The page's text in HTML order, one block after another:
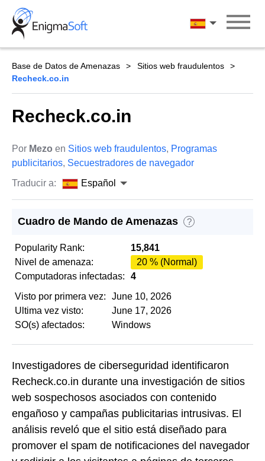
Skip
content
Español
Base de Datos de Amenazas
Sitios web fraudulentos
Recheck.co.in
Recheck.co.in
Por Mezo en Sitios web fraudulentos, Programas
publicitarios, Secuestradores de navegador
Traducir a:
Español
Cuadro de Mando de Amenazas ?
Popularity Rank:
15,841
Nivel de amenaza:
20 % (Normal)
Computadoras infectadas:
4
Visto por primera vez:
June 10, 2026
Ultima vez visto:
June 17, 2026
SO(s) afectados:
Windows
Investigadores de ciberseguridad identificaron
Recheck.co.in durante una investigación de sitios
web sospechosos asociados con contenido
engañoso y campañas publicitarias intrusivas. El
análisis reveló que el sitio está diseñado para
promover el spam de notificaciones del navegador